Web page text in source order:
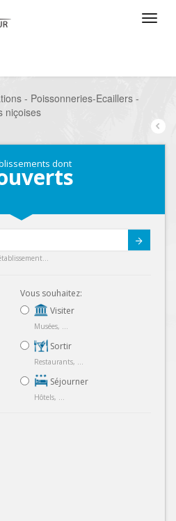
- Poissonneries-Ecaillers -
niçoises
dont
Vous souhaitez:
Visiter
Musées, ...
Sortir
Restaurants, ...
Séjourner
Hôtels, ...